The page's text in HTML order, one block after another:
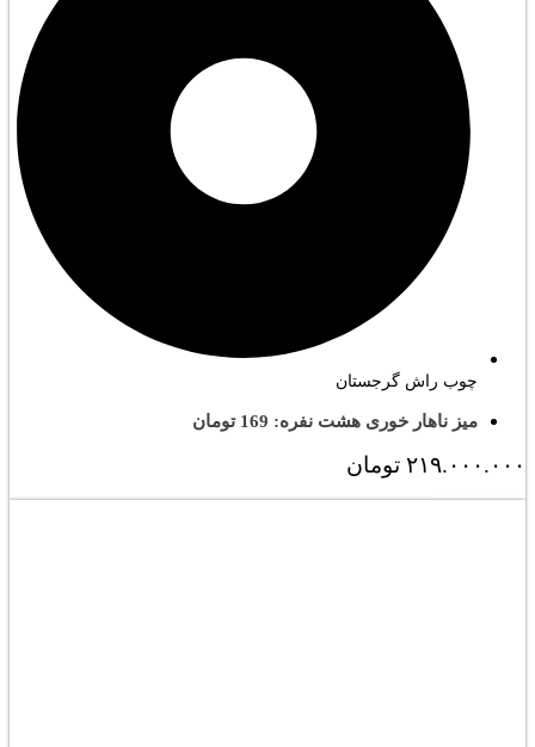
چوب راش گرجستان
میز ناهار خوری هشت نفره: 169 تومان
۲۱۹.۰۰۰.۰۰۰ تومان